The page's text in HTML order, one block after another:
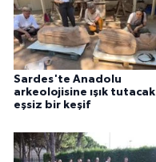
Sardes'te Anadolu
arkeolojisine ışık tutacak
eşsiz bir keşif